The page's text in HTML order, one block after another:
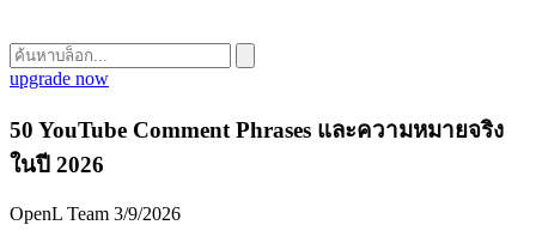
upgrade now
50 YouTube Comment Phrases และความหมายจริง
ในปี 2026
OpenL Team 3/9/2026